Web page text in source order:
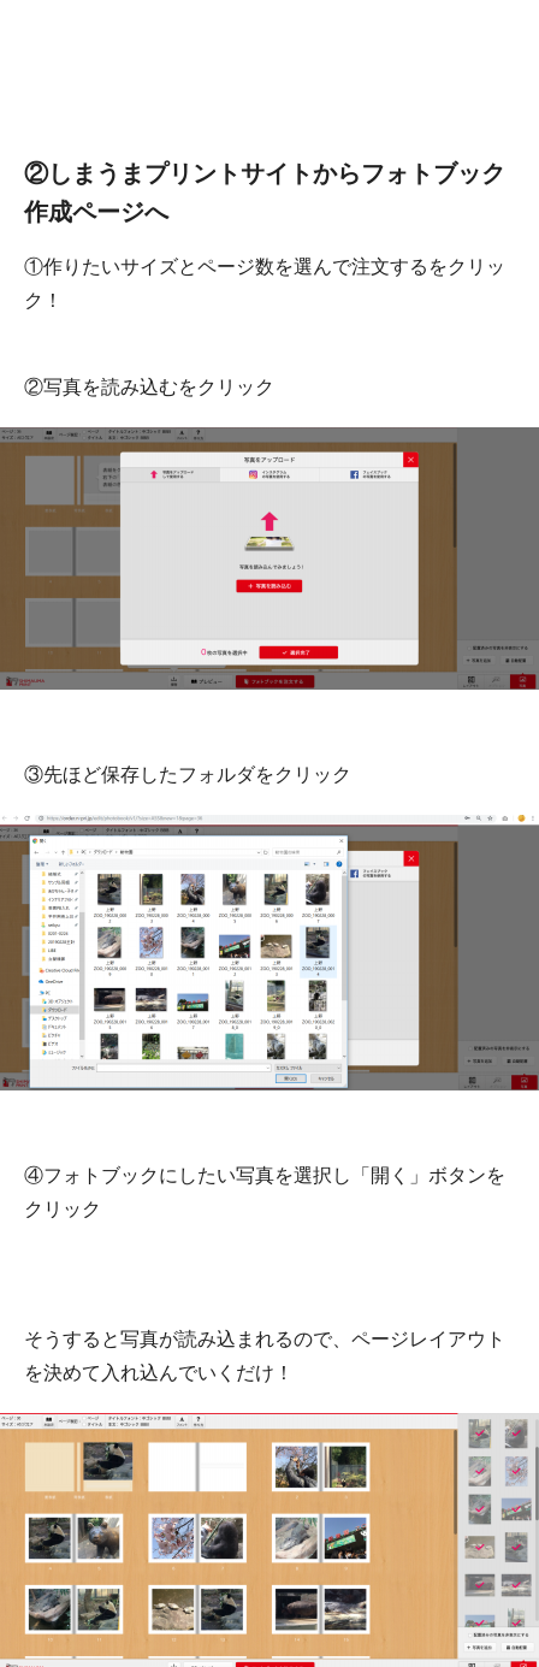
②しまうまプリントサイトからフォトブック
作成ページへ
①作りたいサイズとページ数を選んで注文するをクリッ
ク！
②写真を読み込むをクリック
③先ほど保存したフォルダをクリック
④フォトブックにしたい写真を選択し「開く」ボタンを
クリック
そうすると写真が読み込まれるので、ページレイアウト
を決めて入れ込んでいくだけ！